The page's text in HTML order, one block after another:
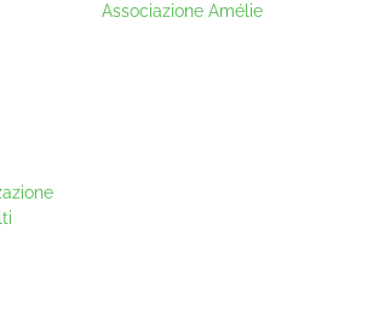
Associazione Amélie